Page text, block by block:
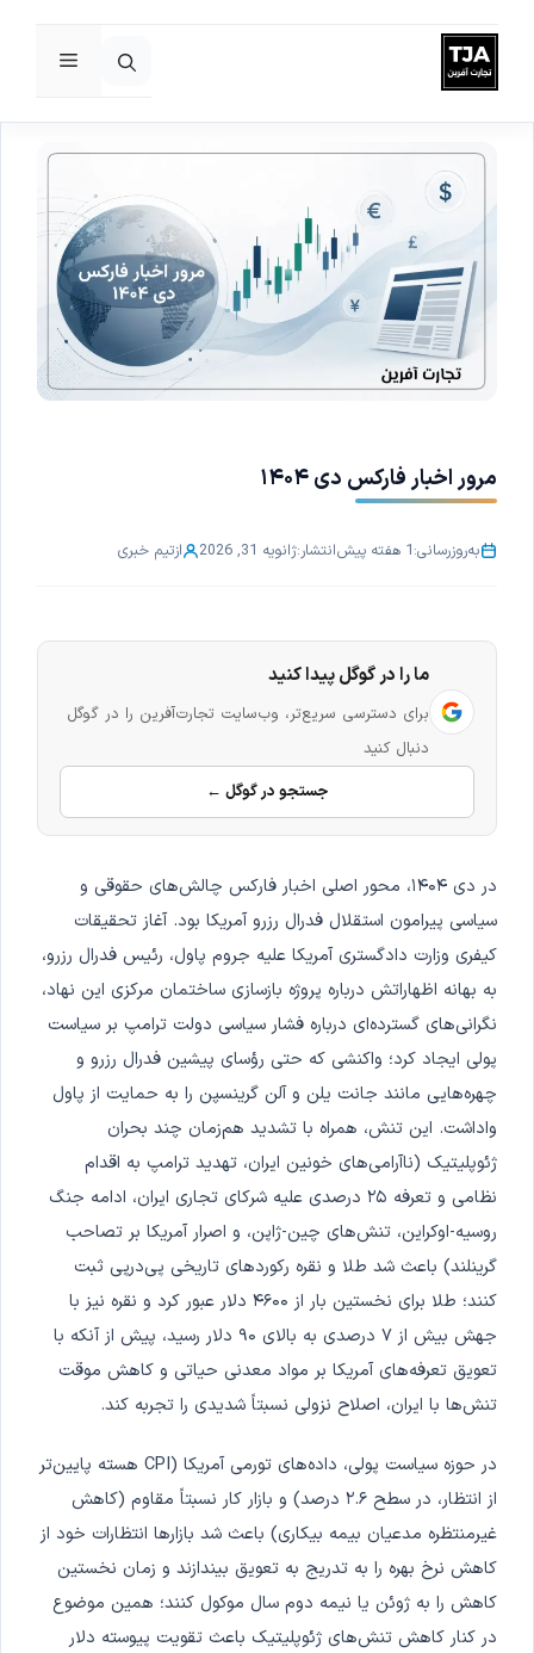
پرش
به
فهرست
مرور اخبار فارکس دی ۱۴۰۴
به‌روزرسانی:1 هفته پیش انتشار:ژانویه 31, 2026 ازتیم خبری
ما را در گوگل پیدا کنید
برای دسترسی سریع‌تر، وب‌سایت تجارت‌آفرین را در گوگل
دنبال کنید
جستجو در گوگل ←
در دی ۱۴۰۴، محور اصلی اخبار فارکس چالش‌های حقوقی و
سیاسی پیرامون استقلال فدرال رزرو آمریکا بود. آغاز تحقیقات
کیفری وزارت دادگستری آمریکا علیه جروم پاول، رئیس فدرال رزرو،
به بهانه اظهاراتش درباره پروژه بازسازی ساختمان مرکزی این نهاد،
نگرانی‌های گسترده‌ای درباره فشار سیاسی دولت ترامپ بر سیاست
پولی ایجاد کرد؛ واکنشی که حتی رؤسای پیشین فدرال رزرو و
چهره‌هایی مانند جانت یلن و آلن گرینسپن را به حمایت از پاول
واداشت. این تنش، همراه با تشدید هم‌زمان چند بحران
ژئوپلیتیک (ناآرامی‌های خونین ایران، تهدید ترامپ به اقدام
نظامی و تعرفه ۲۵ درصدی علیه شرکای تجاری ایران، ادامه جنگ
روسیه-اوکراین، تنش‌های چین-ژاپن، و اصرار آمریکا بر تصاحب
گرینلند) باعث شد طلا و نقره رکوردهای تاریخی پی‌درپی ثبت
کنند؛ طلا برای نخستین بار از ۴۶۰۰ دلار عبور کرد و نقره نیز با
جهش بیش از ۷ درصدی به بالای ۹۰ دلار رسید، پیش از آنکه با
تعویق تعرفه‌های آمریکا بر مواد معدنی حیاتی و کاهش موقت
تنش‌ها با ایران، اصلاح نزولی نسبتاً شدیدی را تجربه کند.
در حوزه سیاست پولی، داده‌های تورمی آمریکا (CPI هسته پایین‌تر
از انتظار، در سطح ۲.۶ درصد) و بازار کار نسبتاً مقاوم (کاهش
غیرمنتظره مدعیان بیمه بیکاری) باعث شد بازارها انتظارات خود از
کاهش نرخ بهره را به تدریج به تعویق بیندازند و زمان نخستین
کاهش را به ژوئن یا نیمه دوم سال موکول کنند؛ همین موضوع
در کنار کاهش تنش‌های ژئوپلیتیک باعث تقویت پیوسته دلار